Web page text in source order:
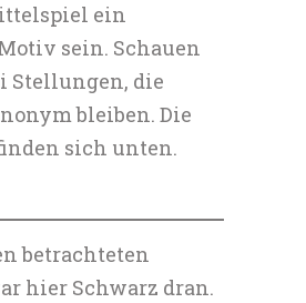
ein
sein. Schauen
Stellungen, die
bleiben. Die
sich unten.
betrachteten
hier Schwarz dran.